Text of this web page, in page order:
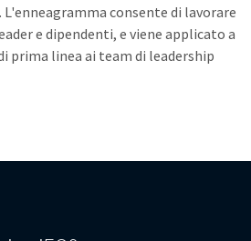
consente di lavorare
e dipendenti, e viene applicato a
linea ai team di leadership